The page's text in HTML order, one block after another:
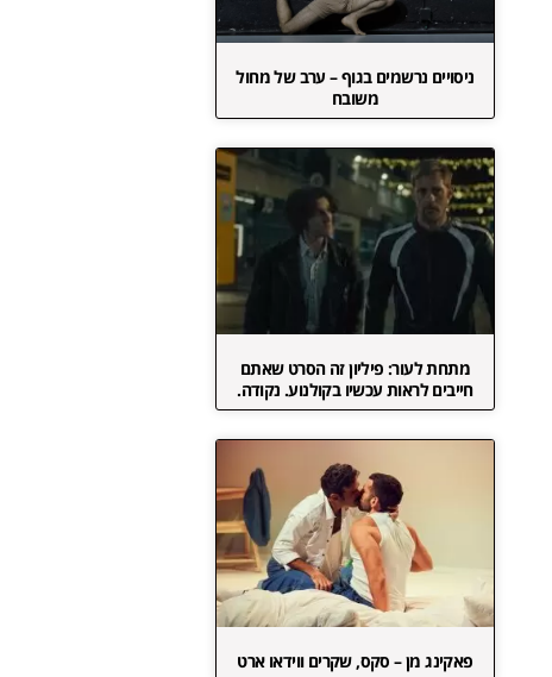
ניסויים נרשמים בגוף – ערב של מחול
משובח
מתחת לעור: פיליון זה הסרט שאתם
חייבים לראות עכשיו בקולנוע. נקודה.
פאקינג מן – סקס, שקרים ווידאו ארט